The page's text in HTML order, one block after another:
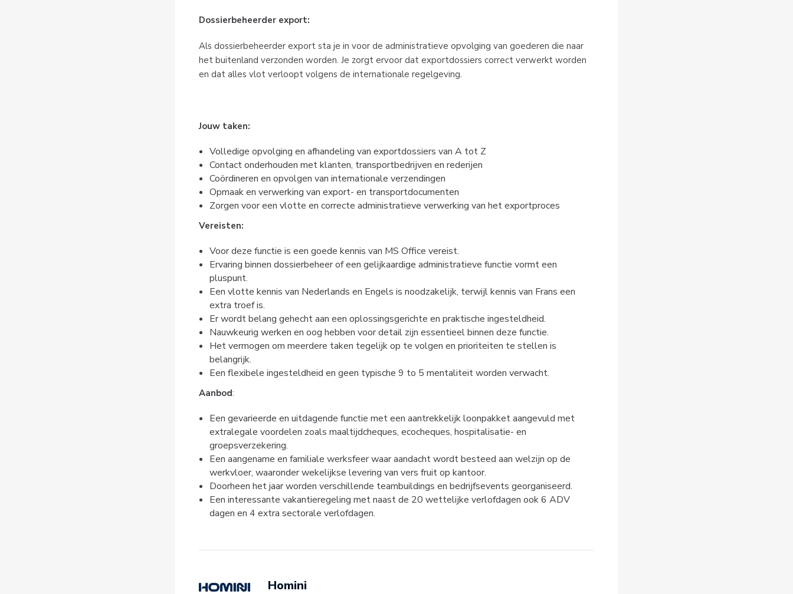
Dossierbeheerder export:
Als dossierbeheerder export sta je in voor de administratieve opvolging van goederen die naar
het buitenland verzonden worden. Je zorgt ervoor dat exportdossiers correct verwerkt worden
en dat alles vlot verloopt volgens de internationale regelgeving.
Jouw taken:
Volledige opvolging en afhandeling van exportdossiers van A tot Z
Contact onderhouden met klanten, transportbedrijven en rederijen
Coördineren en opvolgen van internationale verzendingen
Opmaak en verwerking van export- en transportdocumenten
Zorgen voor een vlotte en correcte administratieve verwerking van het exportproces
Vereisten:
Voor deze functie is een goede kennis van MS Office vereist.
Ervaring binnen dossierbeheer of een gelijkaardige administratieve functie vormt een
pluspunt.
Een vlotte kennis van Nederlands en Engels is noodzakelijk, terwijl kennis van Frans een
extra troef is.
Er wordt belang gehecht aan een oplossingsgerichte en praktische ingesteldheid.
Nauwkeurig werken en oog hebben voor detail zijn essentieel binnen deze functie.
Het vermogen om meerdere taken tegelijk op te volgen en prioriteiten te stellen is
belangrijk.
Een flexibele ingesteldheid en geen typische 9 to 5 mentaliteit worden verwacht.
Aanbod:
Een gevarieerde en uitdagende functie met een aantrekkelijk loonpakket aangevuld met
extralegale voordelen zoals maaltijdcheques, ecocheques, hospitalisatie- en
groepsverzekering.
Een aangename en familiale werksfeer waar aandacht wordt besteed aan welzijn op de
werkvloer, waaronder wekelijkse levering van vers fruit op kantoor.
Doorheen het jaar worden verschillende teambuildings en bedrijfsevents georganiseerd.
Een interessante vakantieregeling met naast de 20 wettelijke verlofdagen ook 6 ADV
dagen en 4 extra sectorale verlofdagen.
Homini